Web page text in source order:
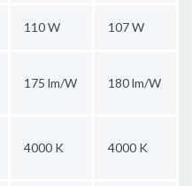
110 W 107 W
175 lm/W 180 lm/W
4000 K 4000 K